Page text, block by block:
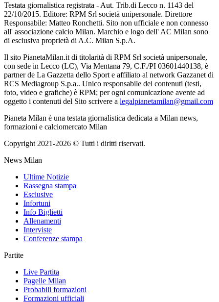
Testata giornalistica registrata - Aut. Trib.di Lecco n. 1143 del
22/10/2015. Editore: RPM Srl società unipersonale. Direttore
Responsabile: Matteo Ronchetti. Sito non ufficiale e non connesso
all' associazione calcio Milan. Marchio e logo dell' AC Milan sono
di esclusiva proprietà di A.C. Milan S.p.A.
Il sito PianetaMilan.it di titolarità di RPM Srl società unipersonale,
con sede in Lecco (LC), Via Mentana 79, C.F./PI 03601440138, è
partner de La Gazzetta dello Sport e affiliato al network Gazzanet di
RCS Mediagroup S.p.a.. Unico responsabile dei contenuti (testi,
foto, video e grafiche) è RPM; per ogni comunicazione avente ad
oggetto i contenuti del Sito scrivere a legalpianetamilan@gmail.com
Pianeta Milan è una testata giornalistica dedicata a Milan news,
formazioni e calciomercato Milan
Copyright 2021-2026 © Tutti i diritti riservati.
News Milan
Ultime Notizie
Rassegna stampa
Esclusive
Infortuni
Info Biglietti
Allenamenti
Interviste
Conferenze stampa
Partite
Live Partita
Pagelle Milan
Probabili formazioni
Formazioni ufficiali